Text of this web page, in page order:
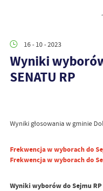
16 - 10 - 2023
Wyniki
SENATU RP
Wyniki głosowania w gminie
Frekwencja w wyborach do
Frekwencja w wyborach do
Wyniki wyborów do Sejmu